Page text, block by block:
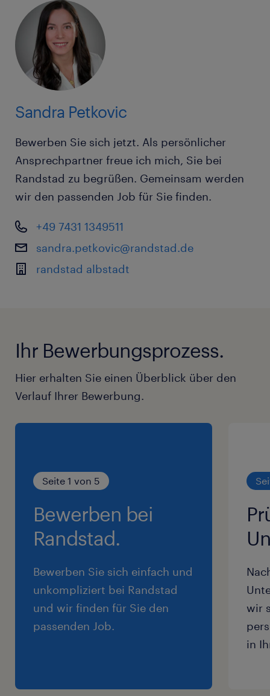
Sandra Petkovic
Bewerben Sie sich jetzt. Als persönlicher
Ansprechpartner freue ich mich, Sie bei
Randstad zu begrüßen. Gemeinsam werden
wir den passenden Job für Sie finden.
+49 7431 1349511
sandra.petkovic@randstad.de
randstad albstadt
Ihr Bewerbungsprozess.
Hier erhalten Sie einen Überblick über den
Verlauf Ihrer Bewerbung.
Seite 1 von 5
Bewerben bei
Randstad.
Bewerben Sie sich einfach und
unkompliziert bei Randstad
und wir finden für Sie den
passenden Job.
wir
in